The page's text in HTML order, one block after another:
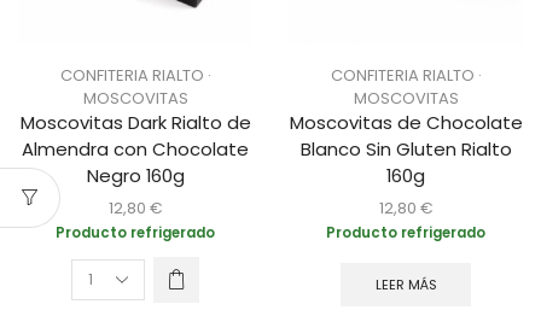
CONFITERIA RIALTO ·
MOSCOVITAS
Moscovitas Dark Rialto de
Almendra con Chocolate
Negro 160g
12,80 €
Producto refrigerado
CONFITERIA RIALTO ·
MOSCOVITAS
Moscovitas de Chocolate
Blanco Sin Gluten Rialto
160g
12,80 €
Producto refrigerado
LEER MÁS